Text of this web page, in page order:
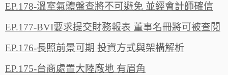
EP.178-溫室氣體盤查將不可避免 並經會計師確信
EP.177-BVI要求提交財務報表 董事名冊將可被查閱
EP.176-長照前景可期 投資方式與架構解析
EP.175-台商處置大陸廠地 有眉角